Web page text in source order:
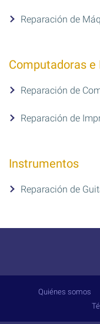
Reparación de
Computadoras
Reparación de
Reparación de
Instrumentos
Reparación de
Quiénes somos